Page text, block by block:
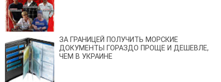
ЗА ГРАНИЦЕЙ ПОЛУЧИТЬ МОРСКИЕ
ДОКУМЕНТЫ ГОРАЗДО ПРОЩЕ И ДЕШЕВЛЕ,
ЧЕМ В УКРАИНЕ